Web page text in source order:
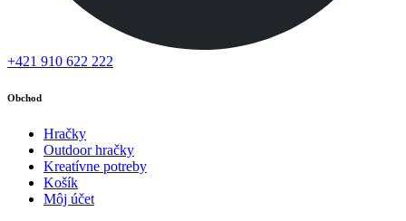
+421 910 622 222
Obchod
Hračky
Outdoor hračky
Kreatívne potreby
Košík
Môj účet